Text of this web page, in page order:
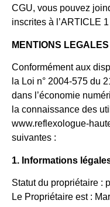
CGU, vous pouvez
inscrites à l’ARTICLE 1
MENTIONS LEGALES
Conformément aux
la Loi n° 2004-575 du
dans l’économie
la connaissance des
www.reflexologue-
suivantes :
1. Informations
Statut du propriétaire :
Le Propriétaire est :